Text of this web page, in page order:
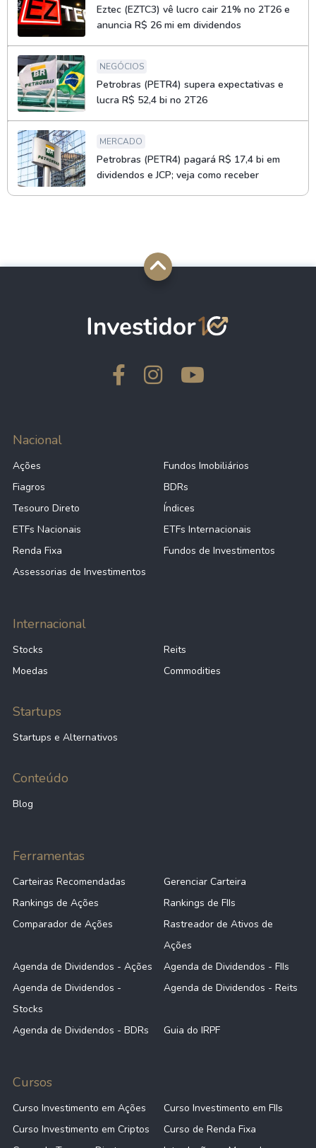
Eztec (EZTC3) vê lucro cair 21% no 2T26 e
anuncia R$ 26 mi em dividendos
NEGÓCIOS
Petrobras (PETR4) supera expectativas e
lucra R$ 52,4 bi no 2T26
MERCADO
Petrobras (PETR4) pagará R$ 17,4 bi em
dividendos e JCP; veja como receber
Nacional
Ações
Fundos Imobiliários
Fiagros
BDRs
Tesouro Direto
Índices
ETFs Nacionais
ETFs Internacionais
Renda Fixa
Fundos de Investimentos
Assessorias de Investimentos
Internacional
Stocks
Reits
Moedas
Commodities
Startups
Startups e Alternativos
Conteúdo
Blog
Ferramentas
Carteiras Recomendadas
Gerenciar Carteira
Rankings de Ações
Rankings de FIIs
Comparador de Ações
Rastreador de Ativos de
Ações
Agenda de Dividendos - Ações
Agenda de Dividendos - FIIs
Agenda de Dividendos -
Stocks
Agenda de Dividendos - Reits
Agenda de Dividendos - BDRs Guia do IRPF
Cursos
Curso Investimento em Ações
Curso Investimento em FIIs
Curso Investimento em Criptos
Curso de Renda Fixa